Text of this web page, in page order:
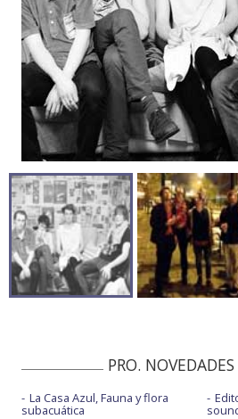
PRO.
La Casa Azul, Fauna y flora
subacuática